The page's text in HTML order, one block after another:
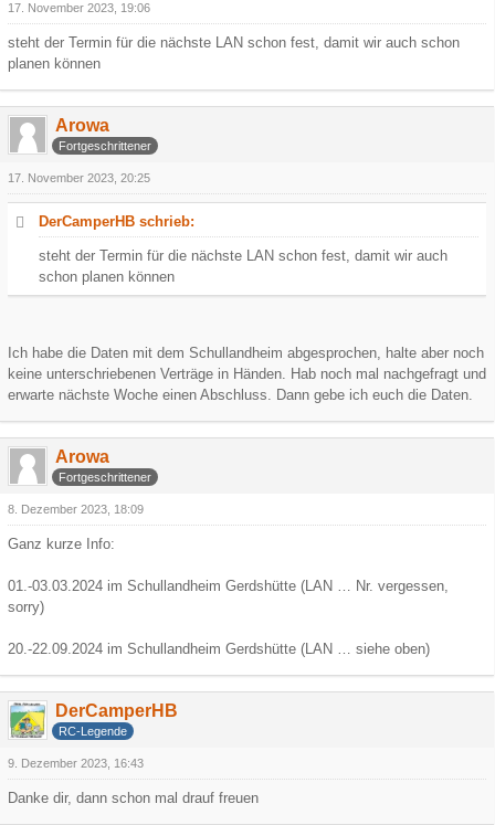
17. November 2023, 19:06
steht der Termin für die nächste LAN schon fest, damit wir auch schon
planen können
Arowa
Fortgeschrittener
17. November 2023, 20:25
DerCamperHB schrieb:
steht der Termin für die nächste LAN schon fest, damit wir auch
schon planen können
Ich habe die Daten mit dem Schullandheim abgesprochen, halte aber noch
keine unterschriebenen Verträge in Händen. Hab noch mal nachgefragt und
erwarte nächste Woche einen Abschluss. Dann gebe ich euch die Daten.
Arowa
Fortgeschrittener
8. Dezember 2023, 18:09
Ganz kurze Info:
01.-03.03.2024 im Schullandheim Gerdshütte (LAN … Nr. vergessen,
sorry)
20.-22.09.2024 im Schullandheim Gerdshütte (LAN … siehe oben)
DerCamperHB
RC-Legende
9. Dezember 2023, 16:43
Danke dir, dann schon mal drauf freuen